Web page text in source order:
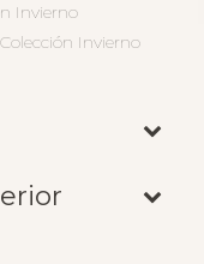
Invierno
Invierno